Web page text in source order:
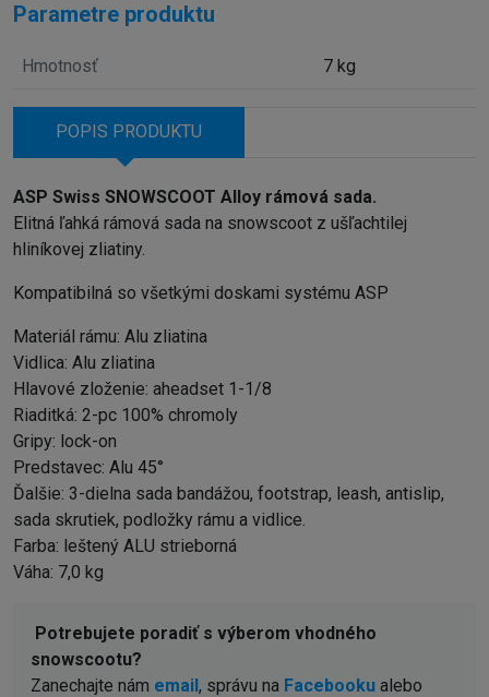
Parametre produktu
Hmotnosť 7 kg
POPIS PRODUKTU
ASP Swiss SNOWSCOOT Alloy rámová sada.
Elitná ľahká rámová sada na snowscoot z ušľachtilej
hliníkovej zliatiny.
Kompatibilná so všetkými doskami systému ASP
Materiál rámu: Alu zliatina
Vidlica: Alu zliatina
Hlavové zloženie: aheadset 1-1/8
Riaditká: 2-pc 100% chromoly
Gripy: lock-on
Predstavec: Alu 45°
Ďalšie: 3-dielna sada bandážou, footstrap, leash, antislip,
sada skrutiek, podložky rámu a vidlice.
Farba: leštený ALU strieborná
Váha: 7,0 kg
Potrebujete poradiť s výberom vhodného
snowscootu?
Zanechajte nám email, správu na Facebooku alebo